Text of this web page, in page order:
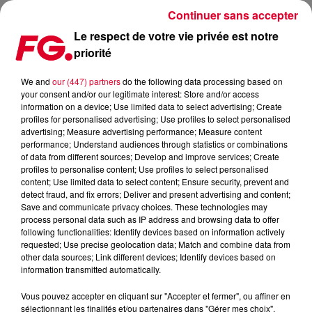
TOP 100 DJS 2018 : LES VOTES SONT OUVERTS
Publié : 28 juillet 2018 à 7h30 par La rédaction
Le respect de votre vie privée est notre
priorité
We and our (447) partnersdo the following data processing based on
your consent and/or our legitimate interest: Store and/or access
information on a device; Use limited data to select advertising; Create
profiles for personalised advertising; Use profiles to select personalised
advertising; Measure advertising performance; Measure content
performance; Understand audiences through statistics or combinations
of data from different sources; Develop and improve services; Create
profiles to personalise content; Use profiles to select personalised
content; Use limited data to select content; Ensure security, prevent and
detect fraud, and fix errors; Deliver and present advertising and content;
Save and communicate privacy choices. These technologies may
process personal data such as IP address and browsing data to offer
following functionalities: Identify devices based on information actively
requested; Use precise geolocation data; Match and combine data from
other data sources; Link different devices; Identify devices based on
information transmitted automatically.
Vous pouvez accepter en cliquant sur "Accepter et fermer", ou affiner en
sélectionnant les finalités et/ou partenaires dans "Gérer mes choix".
Continuer sans accepter